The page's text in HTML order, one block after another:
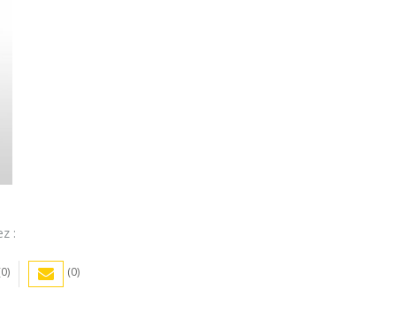
:
(0)